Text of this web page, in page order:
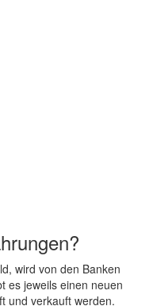
wird von den Banken
es jeweils einen neuen
und verkauft werden.